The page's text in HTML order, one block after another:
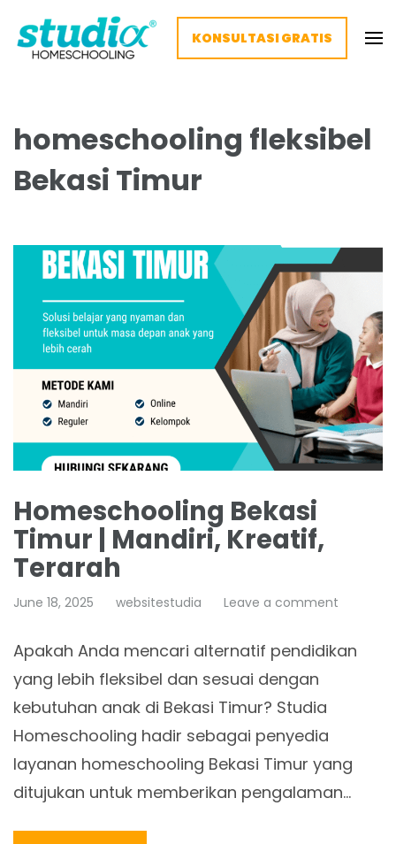
KONSULTASI GRATIS
homeschooling fleksibel
Bekasi Timur
Homeschooling Bekasi
Timur | Mandiri, Kreatif,
Terarah
June 18, 2025 websitestudia Leave a comment
Apakah Anda mencari alternatif pendidikan
yang lebih fleksibel dan sesuai dengan
kebutuhan anak di Bekasi Timur? Studia
Homeschooling hadir sebagai penyedia
layanan homeschooling Bekasi Timur yang
ditujukan untuk memberikan pengalaman…